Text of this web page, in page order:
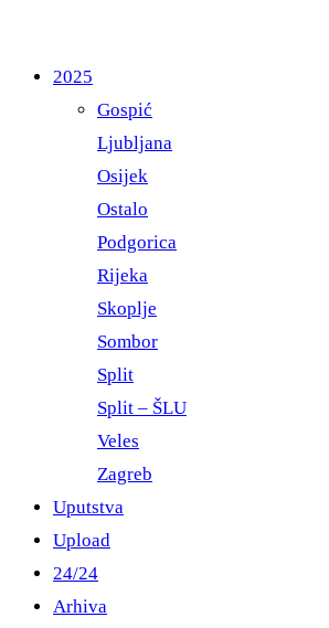
2025
Gospić
Ljubljana
Osijek
Ostalo
Podgorica
Rijeka
Skoplje
Sombor
Split
Split – ŠLU
Veles
Zagreb
Uputstva
Upload
24/24
Arhiva